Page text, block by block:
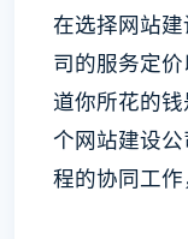
在选择网站
司的服务定
道你所花的
个网站建设
程的协同工作